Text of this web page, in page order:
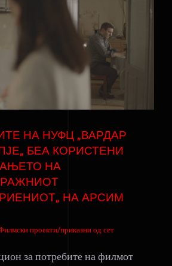
НА НУФЦ „ВАРДАР
БЕА КОРИСТЕНИ
СНИМАЊЕТО НА
НА АРСИМ
НА НУФЦ „ВАРДАР
БЕА КОРИСТЕНИ
НА
НА АРСИМ
проекти/приказни од сет
за потребите на филмот